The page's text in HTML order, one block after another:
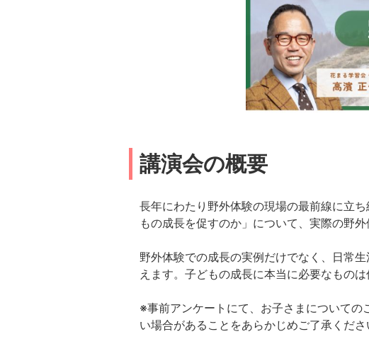
講演会の概要
長年にわたり野外体験の現場の最前線に立
もの成長を促すのか」について、実際の野
野外体験での成長の実例だけでなく、日常
えます。子どもの成長に本当に必要なもの
※事前アンケートにて、お子さまについて
い場合があることをあらかじめご了承くださ